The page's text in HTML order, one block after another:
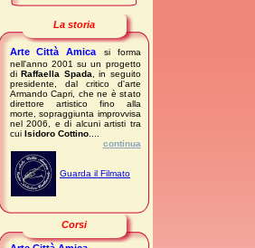
La storia
Arte Città Amica
si forma
nell'anno 2001 su un progetto
di Raffaella Spada , in seguito
presidente, dal critico d'arte
Armando Capri, che ne è stato
direttore artistico fino alla
morte, sopraggiunta improvvisa
nel 2006, e di alcuni artisti tra
cui Isidoro Cottino....
continua
Guarda il Filmato
Corsi